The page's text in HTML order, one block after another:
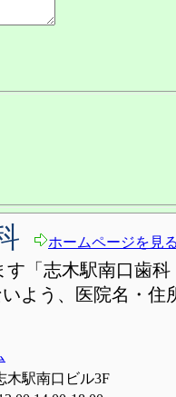
ホームページを見る
「志木駅南口歯科
よう、医院名・住
木駅南口ビル3F